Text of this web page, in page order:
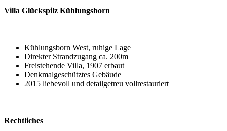
Villa Glückspilz Kühlungsborn
Kühlungsborn West, ruhige Lage
Direkter Strandzugang ca. 200m
Freistehende Villa, 1907 erbaut
Denkmalgeschütztes Gebäude
2015 liebevoll und detailgetreu vollrestauriert
Rechtliches